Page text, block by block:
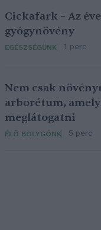
Cickafark – Az
gyógynövény
EGÉSZSÉGÜNK 1 perc
Nem csak
arborétum,
meglátogatni
ÉLŐ BOLYGÓNK 5 perc